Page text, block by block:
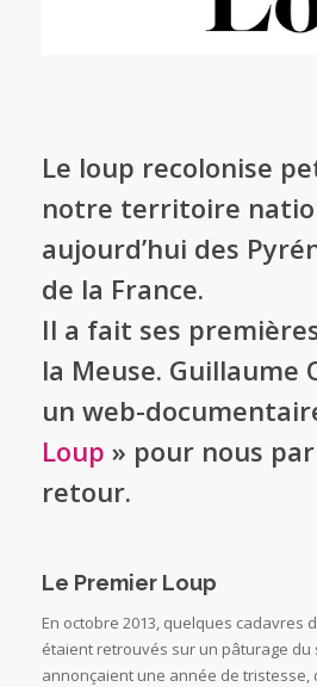
Le loup recolonise
notre territoire
aujourd’hui des
de la France.
Il a fait ses
la Meuse. Guillaume
un web-
Loup » pour nous
retour.
Le Premier Loup
En octobre 2013, quelques cadavres
étaient retrouvés sur un pâturage du
annonçaient une année de tristesse,